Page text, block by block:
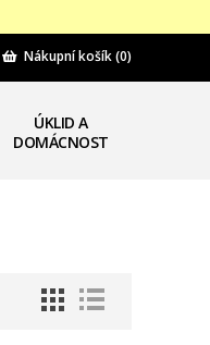
Nákupní košík(0)
ÚKLID A
DOMÁCNOST